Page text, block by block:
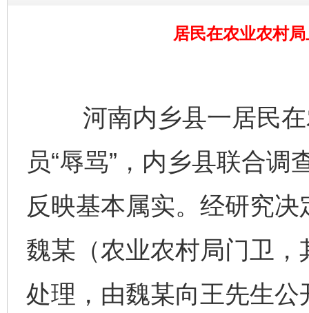
居民在农业农村
河南内乡县一居民在
员“辱骂”，内乡县联合
反映基本属实。经研究
魏某（农业农村局门卫
处理，由魏某向王先生